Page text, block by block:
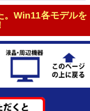
。Win11各モデルを